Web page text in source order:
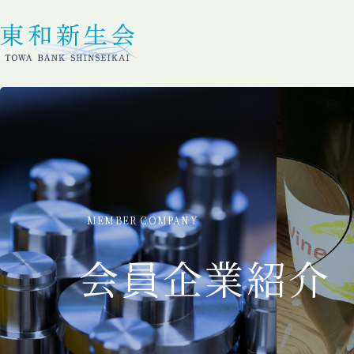
MEMBER COMPANY
会員企業紹介